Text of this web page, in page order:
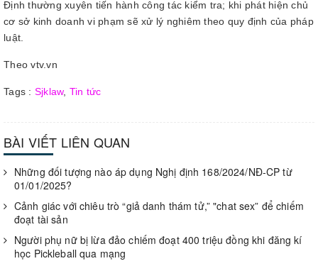
Định thường xuyên tiến hành công tác kiểm tra; khi phát hiện chủ
cơ sở kinh doanh vi phạm sẽ xử lý nghiêm theo quy định của pháp
luật.
Theo vtv.vn
Tags : Sjklaw, Tin tức
BÀI VIẾT LIÊN QUAN
Những đối tượng nào áp dụng Nghị định 168/2024/NĐ-CP từ
01/01/2025?
Cảnh giác với chiêu trò “giả danh thám tử,” "chat sex” để chiếm
đoạt tài sản
Người phụ nữ bị lừa đảo chiếm đoạt 400 triệu đồng khi đăng kí
học Pickleball qua mạng